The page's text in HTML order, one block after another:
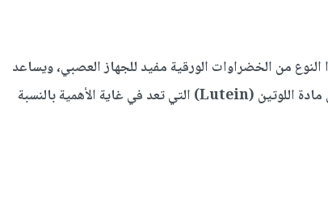
النوع من الخضراوات الورقية مفيد للجهاز العصبي، ويساعد
على تقوية الذاكرة. والأهم من ذلك أنه يحتوي على مادة اللوتين (Lutein) التي تعد في غاية الأهمية بالنسبة